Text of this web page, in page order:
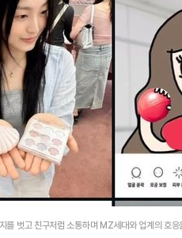
벗고 친구처럼 소통하며 MZ세대와 업계의 호